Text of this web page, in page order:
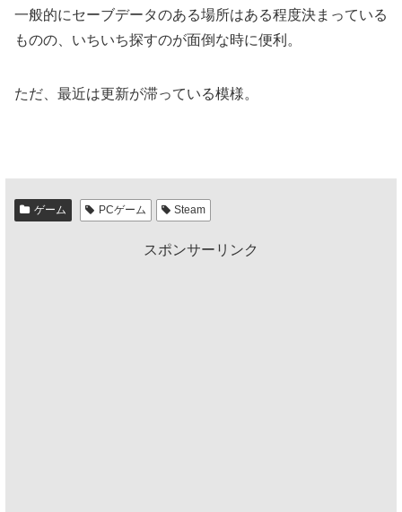
一般的にセーブデータのある場所はある程度決まっている
ものの、いちいち探すのが面倒な時に便利。
ただ、最近は更新が滞っている模様。
ゲーム PCゲーム Steam
スポンサーリンク